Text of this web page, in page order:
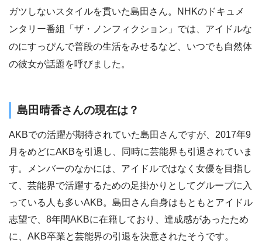
ガツしないスタイルを貫いた島田さん。NHKのドキュメ
ンタリー番組「ザ・ノンフィクション」では、アイドルな
のにすっぴんで普段の生活をみせるなど、いつでも自然体
の彼女が話題を呼びました。
島田晴香さんの現在は？
AKBでの活躍が期待されていた島田さんですが、2017年9
月をめどにAKBを引退し、同時に芸能界も引退されていま
す。メンバーのなかには、アイドルではなく女優を目指し
て、芸能界で活躍するための足掛かりとしてグループに入
っている人も多いAKB。島田さん自身はもともとアイドル
志望で、8年間AKBに在籍しており、達成感があったため
に、AKB卒業と芸能界の引退を決意されたそうです。